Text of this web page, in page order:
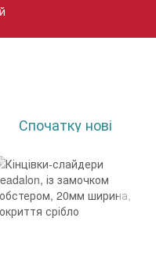
Спочатку нові